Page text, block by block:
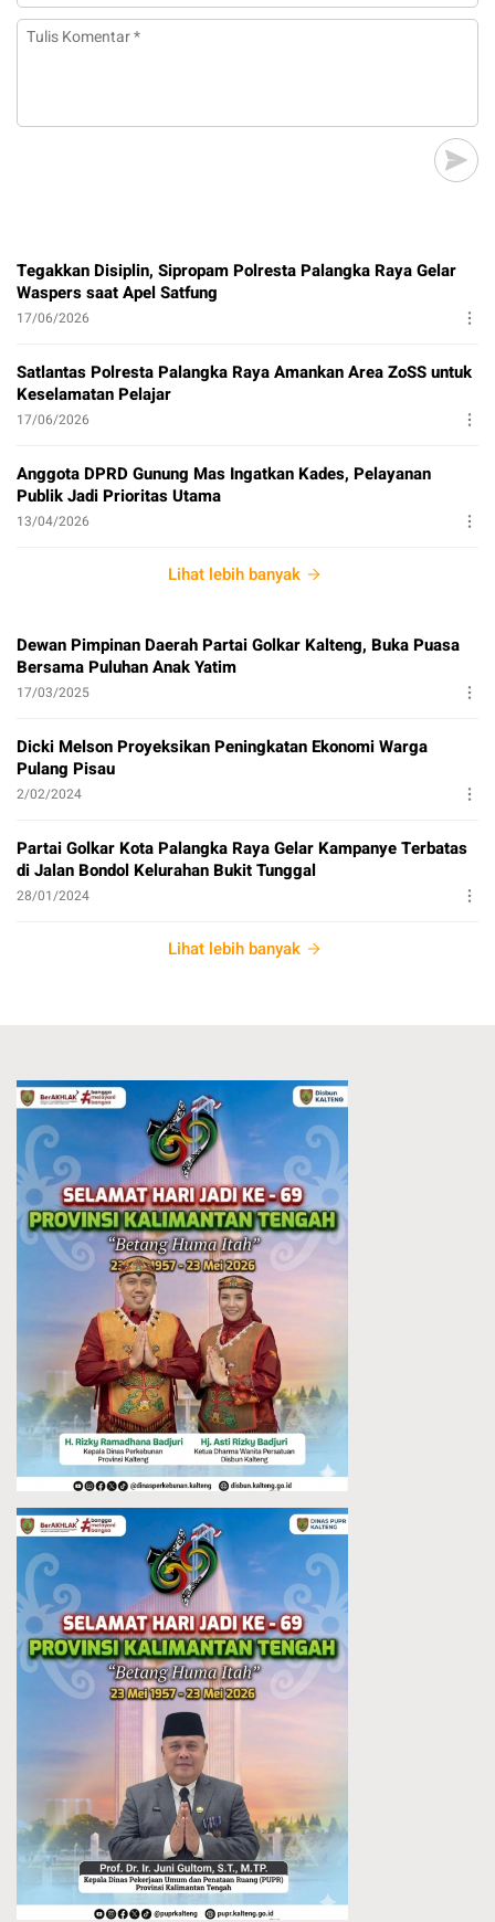
Tegakkan Disiplin, Sipropam Polresta Palangka Raya Gelar
Waspers saat Apel Satfung
17/06/2026
Satlantas Polresta Palangka Raya Amankan Area ZoSS untuk
Keselamatan Pelajar
17/06/2026
Anggota DPRD Gunung Mas Ingatkan Kades, Pelayanan
Publik Jadi Prioritas Utama
13/04/2026
Lihat lebih banyak
Dewan Pimpinan Daerah Partai Golkar Kalteng, Buka Puasa
Bersama Puluhan Anak Yatim
17/03/2025
Dicki Melson Proyeksikan Peningkatan Ekonomi Warga
Pulang Pisau
2/02/2024
Partai Golkar Kota Palangka Raya Gelar Kampanye Terbatas
di Jalan Bondol Kelurahan Bukit Tunggal
28/01/2024
Lihat lebih banyak